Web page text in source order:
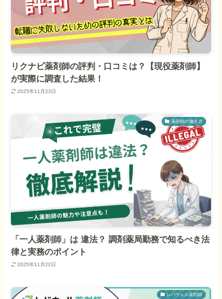
リクナビ薬剤師の評判・口コミは？【現役薬剤師】
が実際に調査した結果！
2025年11月23日
薬剤師の働き方
「一人薬剤師」は 違法？ 調剤薬局勤務で知るべき法
律と実務のポイント
2025年11月22日
レバウェル薬剤師